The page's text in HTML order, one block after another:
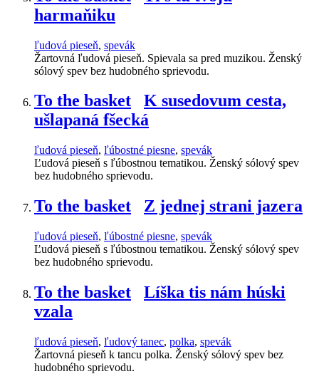
harmaňiku
ľudová pieseň, spevák
Žartovná ľudová pieseň. Spievala sa pred muzikou. Ženský
sólový spev bez hudobného sprievodu.
To the basket
K susedovum cesta,
ušlapaná fšecká
ľudová pieseň, ľúbostné piesne, spevák
Ľudová pieseň s ľúbostnou tematikou. Ženský sólový spev
bez hudobného sprievodu.
To the basket Z jednej strani jazera
ľudová pieseň, ľúbostné piesne, spevák
Ľudová pieseň s ľúbostnou tematikou. Ženský sólový spev
bez hudobného sprievodu.
To the basket
Líška tis nám húski
vzala
ľudová pieseň, ľudový tanec, polka, spevák
Žartovná pieseň k tancu polka. Ženský sólový spev bez
hudobného sprievodu.